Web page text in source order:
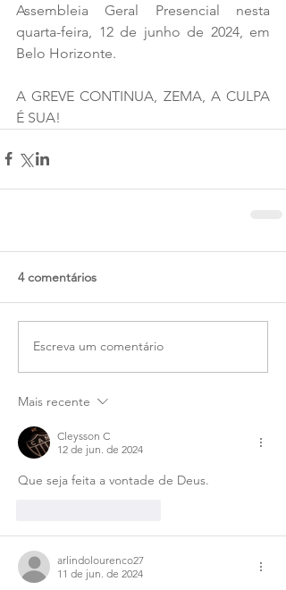
Assembleia Geral Presencial nesta
quarta-feira, 12 de junho de 2024, em
Belo Horizonte.
A GREVE CONTINUA, ZEMA, A CULPA
É SUA!
4 comentários
Escreva um comentário
Mais recente
Cleysson C
12 de jun. de 2024
Que seja feita a vontade de Deus.
arlindolourenco27
11 de jun. de 2024